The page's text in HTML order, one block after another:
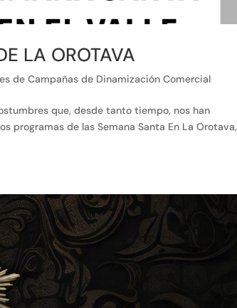
LA OROTAVA
de Campañas de Dinamización Comercial
que, desde tanto tiempo, nos han
programas de las Semana Santa En La Orotava,